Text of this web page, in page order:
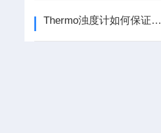
Thermo浊度计如何保证测量的准确性和稳定性？